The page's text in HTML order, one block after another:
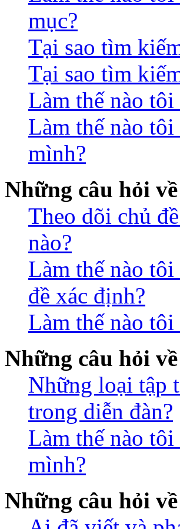
mục?
Tại sao tìm
Tại sao tìm
Làm thế nào
Làm thế nào
mình?
Những câu hỏi
Theo dõi chủ
nào?
Làm thế nào
đề xác định?
Làm thế nào
Những câu hỏi
Những loại tập
trong diễn đàn?
Làm thế nào
mình?
Những câu hỏi